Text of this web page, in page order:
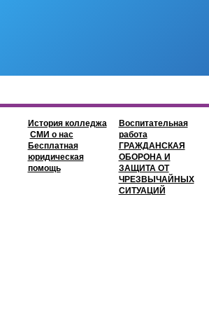
История колледжа
СМИ о нас
Воспитательная
работа
Бесплатная
юридическая
помощь
ГРАЖДАНСКАЯ
ОБОРОНА И
ЗАЩИТА ОТ
ЧРЕЗВЫЧАЙНЫХ
СИТУАЦИЙ